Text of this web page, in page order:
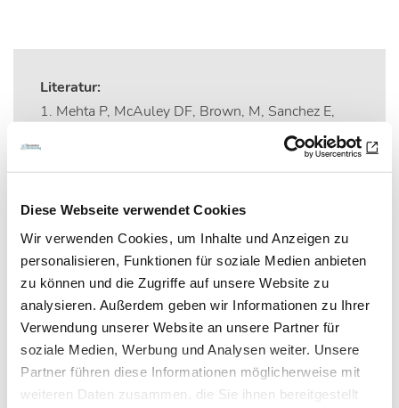
Diese Webseite verwendet Cookies
Wir verwenden Cookies, um Inhalte und Anzeigen zu
personalisieren, Funktionen für soziale Medien anbieten
zu können und die Zugriffe auf unsere Website zu
analysieren. Außerdem geben wir Informationen zu Ihrer
Verwendung unserer Website an unsere Partner für
soziale Medien, Werbung und Analysen weiter. Unsere
Partner führen diese Informationen möglicherweise mit
weiteren Daten zusammen, die Sie ihnen bereitgestellt
Literatur:
1. Mehta P, McAuley DF, Brown, M, Sanchez E,
Tattersall RS, Manson JJ, et al.: COVID-19:
ISSUE 10229, P1033-1034. Veröffentlicht: 16.
März 2020, DOI:doi.org/10.1016/S0140-
6736(20)30628-0
.
2. Liu T, et al.: The potential role of IL-6 in
monitoring severe case of coronavirus disease
2019. Nachdruck aus medRxiv, 10. März 2020.
3. Gao Y, et al.: Diagnostic utility of clinical